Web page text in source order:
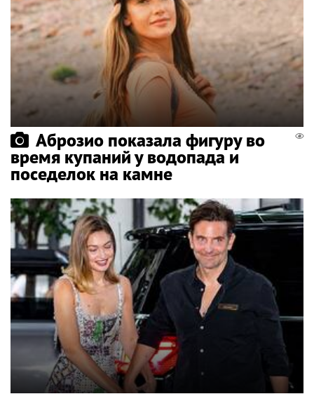
Аброзио показала фигуру во
время купаний у водопада и
поседелок на камне